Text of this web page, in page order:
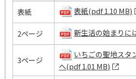
表紙
表紙(pdf 1.10 MB)
2ページ 新生活の始まりに
3ページ
いちごの聖地スタ
へ(pdf 1.01 MB)